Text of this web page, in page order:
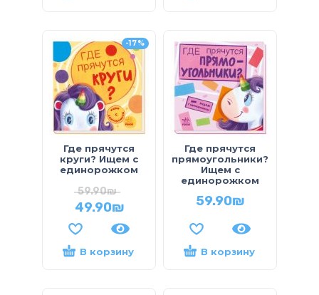
-17%
Где прячутся
круги? Ищем с
единорожком
59.90₪
49.90₪
В корзину
Где прячутся
прямоугольники?
Ищем с
единорожком
59.90₪
В корзину